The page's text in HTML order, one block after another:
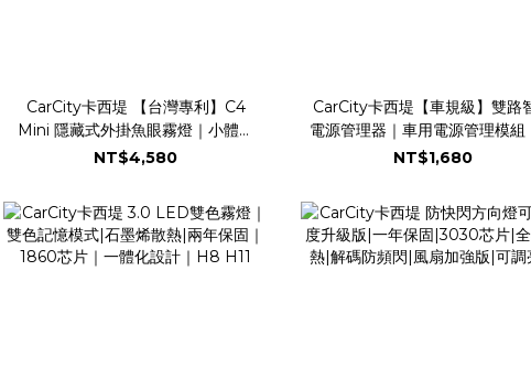
CarCity卡西堤 【台灣專利】C4
Mini 隱藏式外掛魚眼霧燈｜小體積
低功耗｜專利多角度可調設計｜兩年
NT$4,580
CarCity卡西堤【車規級】雙路
電源管理器｜車用電源管理模組
路輸出220W｜低電壓保護系統
NT$1,680